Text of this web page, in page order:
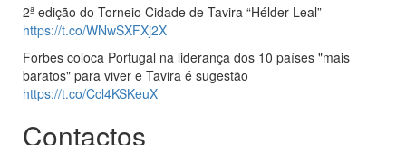
2ª edição do Torneio Cidade de Tavira “Hélder Leal”
https://t.co/WNwSXFXj2X
Forbes coloca Portugal na liderança dos 10 países "mais
baratos" para viver e Tavira é sugestão
https://t.co/Ccl4KSKeuX
Contactos